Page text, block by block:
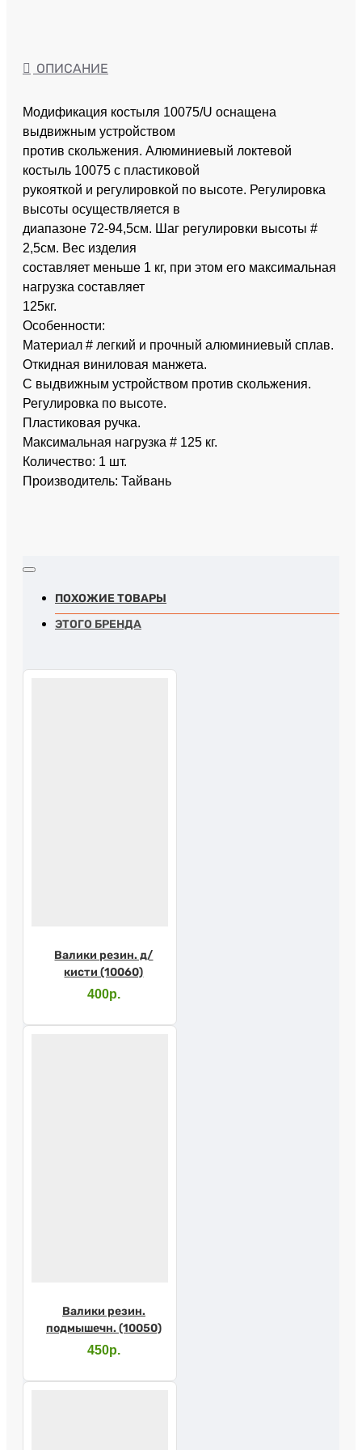
ОПИСАНИЕ
Модификация костыля 10075/U оснащена
выдвижным устройством
против скольжения. Алюминиевый локтевой
костыль 10075 с пластиковой
рукояткой и регулировкой по высоте. Регулировка
высоты осуществляется в
диапазоне 72-94,5см. Шаг регулировки высоты #
2,5см. Вес изделия
составляет меньше 1 кг, при этом его максимальная
нагрузка составляет
125кг.
Особенности:
Материал # легкий и прочный алюминиевый сплав.
Откидная виниловая манжета.
С выдвижным устройством против скольжения.
Регулировка по высоте.
Пластиковая ручка.
Максимальная нагрузка # 125 кг.
Количество: 1 шт.
Производитель: Тайвань
ПОХОЖИЕ ТОВАРЫ
ЭТОГО БРЕНДА
Валики резин. д/
кисти (10060)
400р.
Валики резин.
подмышечн. (10050)
450р.